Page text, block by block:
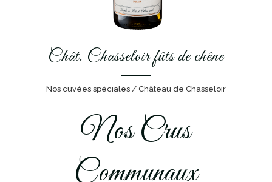
Chât. Chasseloir fûts de chêne
Nos cuvées spéciales / Château de Chasseloir
Nos Crus
Communaux